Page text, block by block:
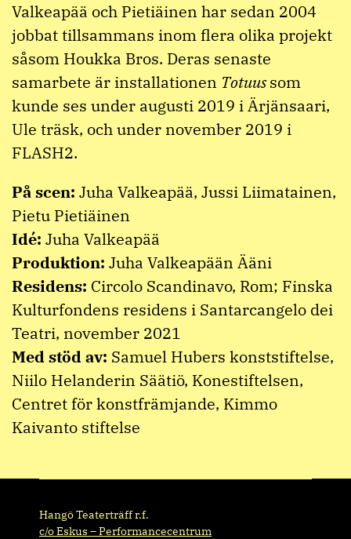
Valkeapää och Pietiäinen har sedan 2004
jobbat tillsammans inom flera olika projekt
såsom Houkka Bros. Deras senaste
samarbete är installationen Totuussom
kunde ses under augusti 2019 i Ärjänsaari,
Ule träsk, och under november 2019 i
FLASH2.
På scen: Juha Valkeapää, Jussi Liimatainen,
Pietu Pietiäinen
Idé: Juha Valkeapää
Produktion: Juha Valkeapään Ääni
Residens: Circolo Scandinavo, Rom; Finska
Kulturfondens residens i Santarcangelo dei
Teatri, november 2021
Med stöd av: Samuel Hubers konststiftelse,
Niilo Helanderin Säätiö, Konestiftelsen,
Centret för konstfrämjande, Kimmo
Kaivanto stiftelse
Hangö Teaterträff r.f.
c/o Eskus – Performancecentrum